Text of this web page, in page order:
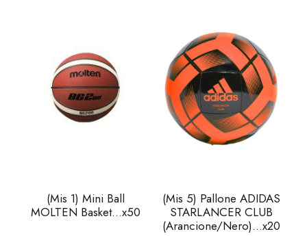
(Mis 1) Mini Ball
MOLTEN Basket…x50
(Mis 5) Pallone ADIDAS
STARLANCER CLUB
(Arancione/Nero)…x20